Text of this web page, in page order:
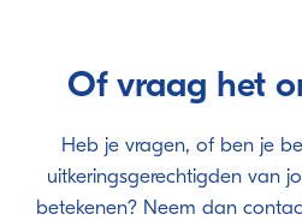
Of vraag het
Heb je vragen, of ben je
uitkeringsgerechtigden van
betekenen? Neem dan